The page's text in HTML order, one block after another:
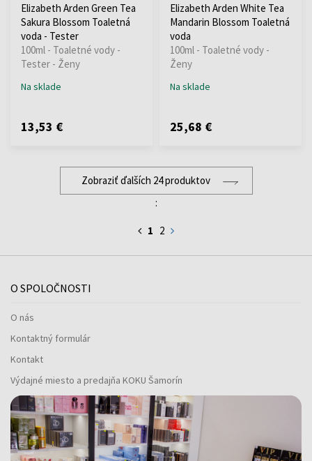
Elizabeth Arden Green Tea
Sakura Blossom Toaletná
voda - Tester
100ml - Toaletné vody -
Tester - Ženy
Na sklade
13,53 €
Elizabeth Arden White Tea
Mandarin Blossom Toaletná
voda
100ml - Toaletné vody -
Ženy
Na sklade
25,68 €
Zobraziť ďalších 24 produktov
:
1 2
O SPOLOČNOSTI
O nás
Kontaktný formulár
Kontakt
Výdajné miesto a predajňa KOKU Šamorín